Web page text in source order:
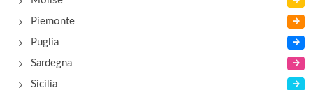
Piemonte
Puglia
Sardegna
Sicilia